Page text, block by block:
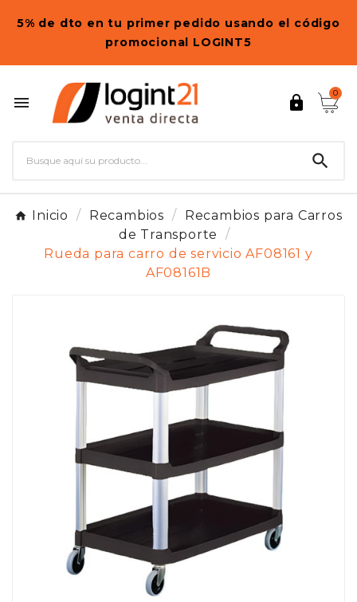
5% de dto en tu primer pedido usando el código
promocional LOGINT5
 
0

Inicio Recambios
Recambios para Carros
de Transporte
Rueda para carro de servicio AF08161 y
AF08161B